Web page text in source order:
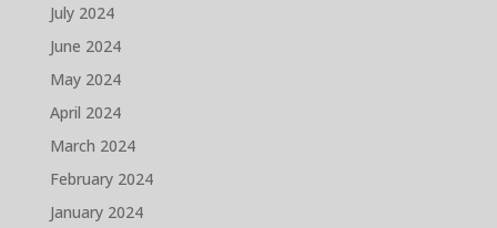
July 2024
June 2024
May 2024
April 2024
March 2024
February 2024
January 2024